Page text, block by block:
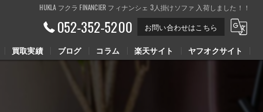
HUKLA フクラ FINANCIER フィナンシェ 3人掛けソファ 入荷しました！！
052-352-5200 お問い合わせはこちら
買取実績 ブログ コラム 楽天サイト ヤフオクサイト